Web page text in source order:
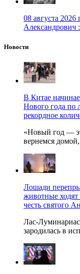
08 августа
Александрович
Новости
В Китае
Нового года по
рекордное
«Новый год —
вернемся
Лошади
животные ходят
честь святого
Лас-
зародилась в